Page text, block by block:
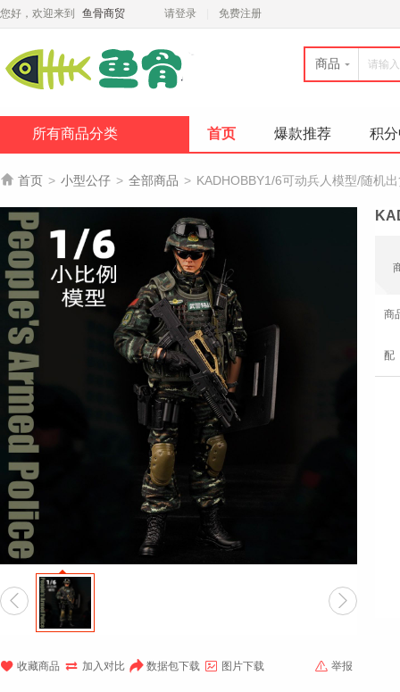
您好，欢迎来到 鱼骨商贸 请登录 免费注册
商品
所有商品分类 首页 爆款推荐 积
 首页 > 小型公仔 > 全部商品 > KADHOBBY1/6可动兵人模型/随机
 
 收藏商品  加入对比  举报
 数据包下载  图片下载
商